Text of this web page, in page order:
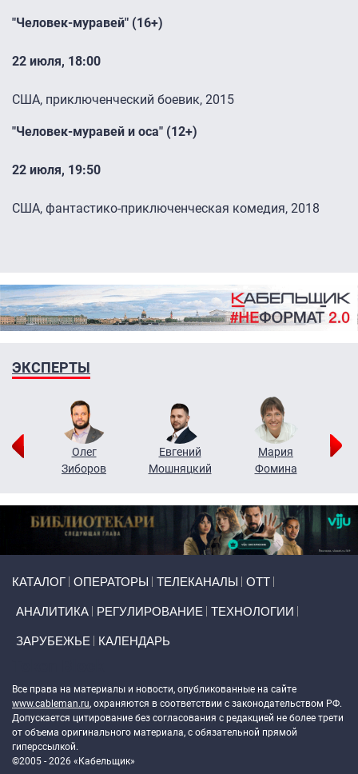
"Человек-муравей" (16+)
​​​​​​​​​​22 июля, 18:00
США, приключенческий боевик, 2015
"Человек-муравей и оса" (12+)
​​​​​​​22 июля, 19:50
США, фантастико-приключенческая комедия, 2018
ЭКСПЕРТЫ
Олег
Зиборов
Евгений
Мошняцкий
Мария
Фомина
КАТАЛОГ ОПЕРАТОРЫ ТЕЛЕКАНАЛЫ ОТТ
АНАЛИТИКА РЕГУЛИРОВАНИЕ ТЕХНОЛОГИИ
ЗАРУБЕЖЬЕ КАЛЕНДАРЬ
Все права на материалы и новости, опубликованные на сайте
www.cableman.ru, охраняются в соответствии с законодательством РФ.
Допускается цитирование без согласования с редакцией не более трети
от объема оригинального материала, с обязательной прямой
гиперссылкой.
©2005 - 2026 «Кабельщик»